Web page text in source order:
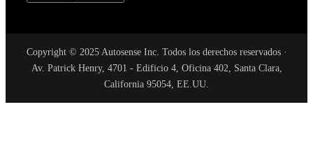
Copyright © 2025 Autosense Inc. Todos los derechos reservados ·
Av. Patrick Henry, 4701 - Edificio 4, Oficina 402, Santa Clara,
California 95054, EE.UU.